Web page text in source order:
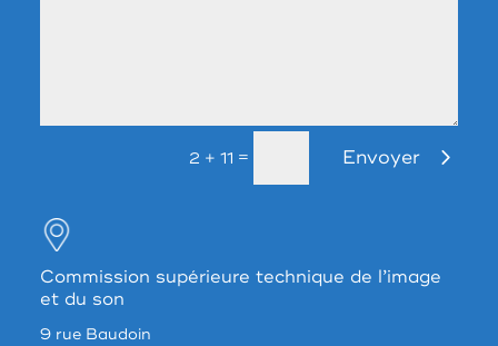
2 + 11 = Envoyer
Commission supérieure technique de l’image
et du son
9 rue Baudoin